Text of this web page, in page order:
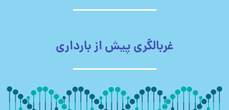
غربالگری پیش از بارداری